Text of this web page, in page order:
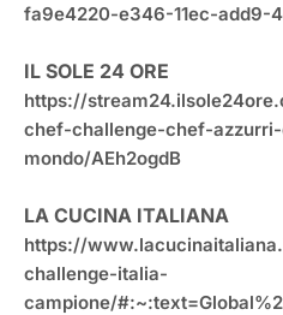
fa9e4220-e346-11ec-add9-
IL SOLE 24 ORE
https://
chef-challenge-chef-
mondo/AEh2ogdB
LA CUCINA ITALIANA
https://
challenge-italia-
campione/